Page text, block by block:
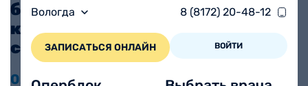
Вологда 8 (8172) 20-48-12
ЗАПИСАТЬСЯ ОНЛАЙН ВОЙТИ
беременности под
контролем чутких
специалистов
02.06